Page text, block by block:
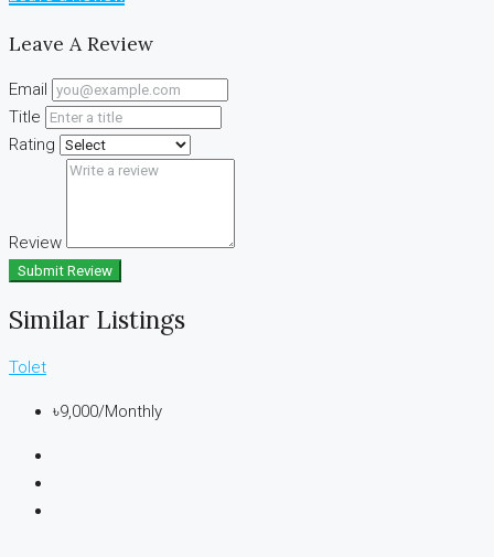
Leave A Review
Email
Title
Rating
Review
Submit Review
Similar Listings
Tolet
৳9,000/Monthly